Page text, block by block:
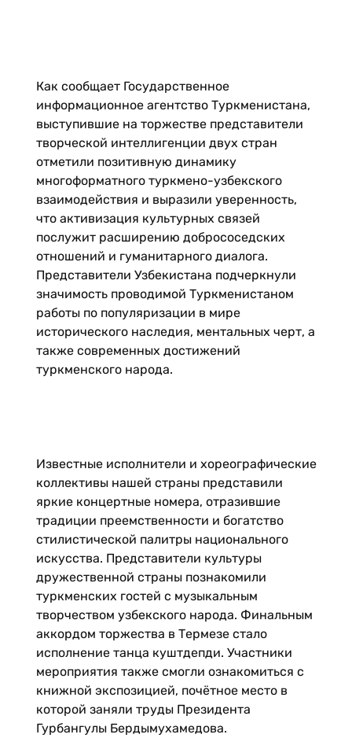
Как сообщает Государственное
информационное агентство Туркменистана,
выступившие на торжестве представители
творческой интеллигенции двух стран
отметили позитивную динамику
многоформатного туркмено-узбекского
взаимодействия и выразили уверенность,
что активизация культурных связей
послужит расширению добрососедских
отношений и гуманитарного диалога.
Представители Узбекистана подчеркнули
значимость проводимой Туркменистаном
работы по популяризации в мире
исторического наследия, ментальных черт, а
также современных достижений
туркменского народа.
Известные исполнители и хореографические
коллективы нашей страны представили
яркие концертные номера, отразившие
традиции преемственности и богатство
стилистической палитры национального
искусства. Представители культуры
дружественной страны познакомили
туркменских гостей с музыкальным
творчеством узбекского народа. Финальным
аккордом торжества в Термезе стало
исполнение танца куштдепди. Участники
мероприятия также смогли ознакомиться с
книжной экспозицией, почётное место в
которой заняли труды Президента
Гурбангулы Бердымухамедова.